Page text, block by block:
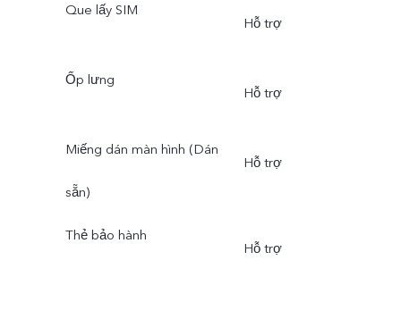
Que lấy SIM
Hỗ trợ
Ốp lưng
Hỗ trợ
Miếng dán màn hình (Dán
sẵn)
Hỗ trợ
Thẻ bảo hành
Hỗ trợ